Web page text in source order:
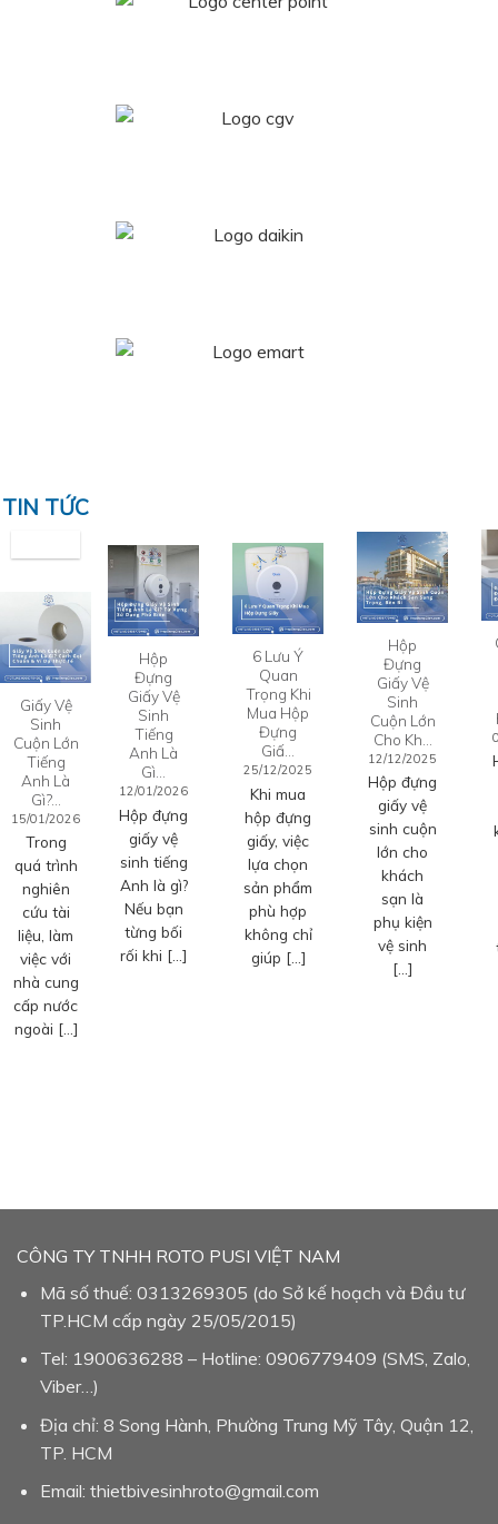
TIN TỨC
Giấy Vệ
Sinh
Cuộn Lớn
Tiếng
Anh Là
Gì?…
15/01/2026
Trong
quá trình
nghiên
cứu tài
liệu, làm
việc với
nhà cung
cấp nước
ngoài […]
Hộp
Đựng
Giấy Vệ
Sinh
Tiếng
Anh Là
Gì…
12/01/2026
Hộp đựng
giấy vệ
sinh tiếng
Anh là gì?
Nếu bạn
từng bối
rối khi […]
6 Lưu Ý
Quan
Trọng Khi
Mua Hộp
Đựng
Giấ…
25/12/2025
Khi mua
hộp đựng
giấy, việc
lựa chọn
sản phẩm
phù hợp
không chỉ
giúp […]
Hộp
Đựng
Giấy Vệ
Sinh
Cuộn Lớn
Cho Kh…
12/12/2025
Hộp đựng
giấy vệ
sinh cuộn
lớn cho
khách
sạn là
phụ kiện
vệ sinh
[…]
CÔNG TY TNHH ROTO PUSI VIỆT NAM
Mã số thuế: 0313269305 (do Sở kế hoạch và Đầu tư
TP.HCM cấp ngày 25/05/2015)
Tel: 1900636288 – Hotline: 0906779409 (SMS, Zalo,
Viber…)
Địa chỉ: 8 Song Hành, Phường Trung Mỹ Tây, Quận 12,
TP. HCM
Email: thietbivesinhroto@gmail.com